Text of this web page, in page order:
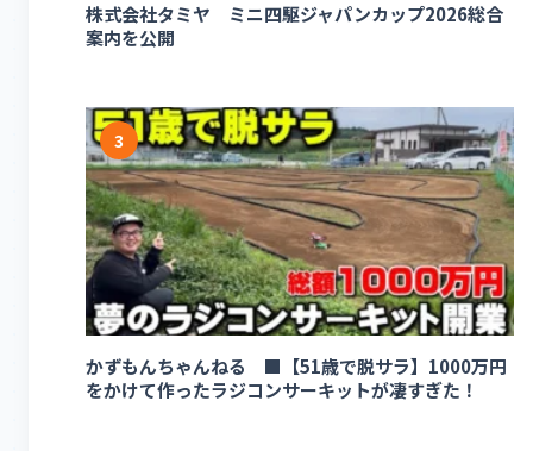
株式会社タミヤ ミニ四駆ジャパンカップ2026総合
案内を公開
3
かずもんちゃんねる ■【51歳で脱サラ】1000万円
をかけて作ったラジコンサーキットが凄すぎた！